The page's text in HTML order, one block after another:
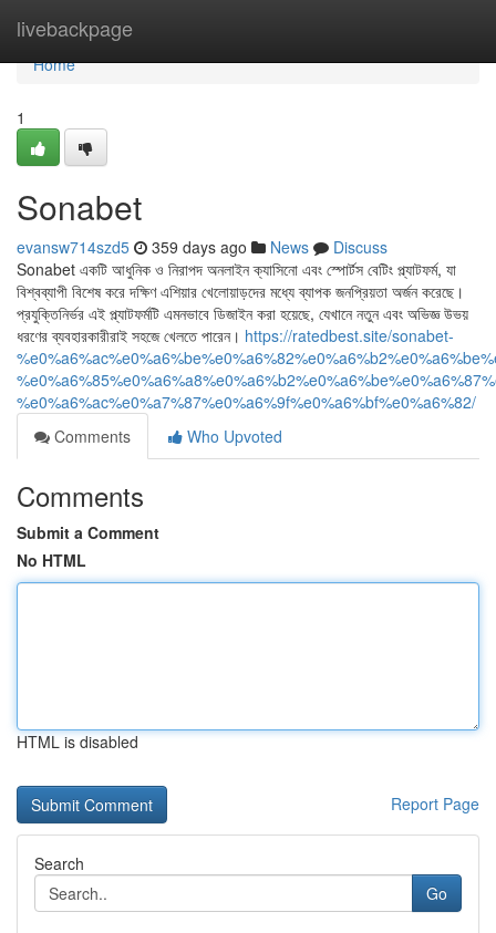
livebackpage
Home
Home
1
Sonabet
evansw714szd5 359 days ago News
Discuss
Sonabet একটি আধুনিক ও নিরাপদ অনলাইন ক্যাসিনো এবং স্পোর্টস বেটিং প্ল্যাটফর্ম, যা
বিশ্বব্যাপী বিশেষ করে দক্ষিণ এশিয়ার খেলোয়াড়দের মধ্যে ব্যাপক জনপ্রিয়তা অর্জন করেছে।
প্রযুক্তিনির্ভর এই প্ল্যাটফর্মটি এমনভাবে ডিজাইন করা হয়েছে, যেখানে নতুন এবং অভিজ্ঞ উভয়
ধরণের ব্যবহারকারীরাই সহজে খেলতে পারেন। https://ratedbest.site/sonabet-
%e0%a6%ac%e0%a7%87%e0%a6%9f%e0%a6%bf%e0%a6%82/
Comments
Who Upvoted
Comments
Submit a Comment
No HTML
HTML is disabled
Report Page
Search
Go